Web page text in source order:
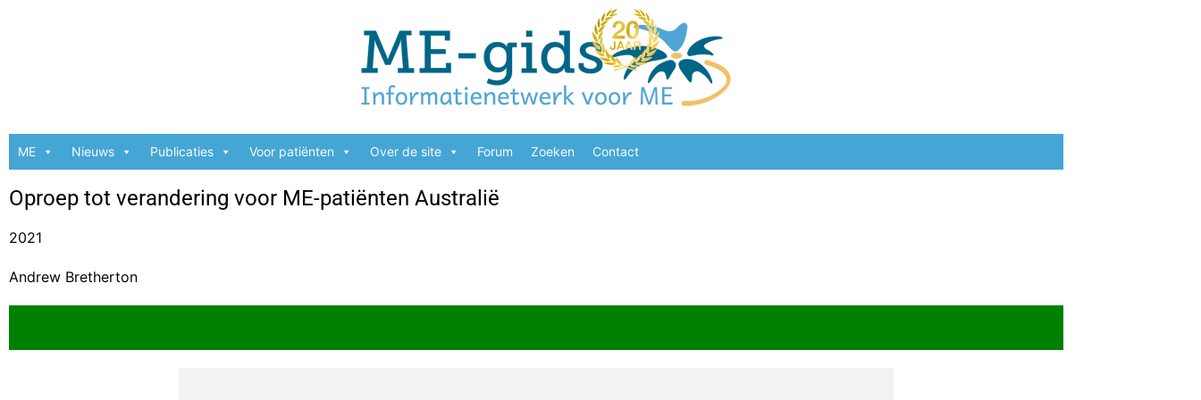
ME Nieuws Publicaties Voor patiënten Over de site Forum Zoeken Contact
Oproep tot verandering voor ME-patiënten Australië
2021
Andrew Bretherton